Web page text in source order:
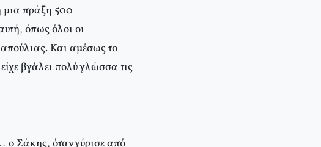
μια πράξη 500
όπως όλοι οι
Και αμέσως το
βγάλει πολύ γλώσσα τις
ο Σάκης, όταν γύρισε από